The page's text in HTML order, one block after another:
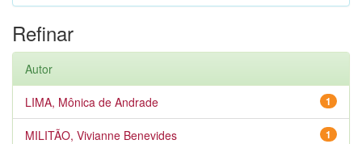
Refinar
Autor
1
LIMA, Mônica de Andrade
1
MILITÃO, Vivianne Benevides